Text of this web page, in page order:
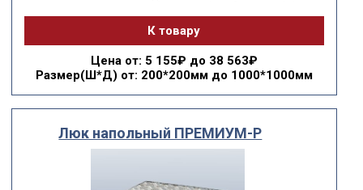
К товару
Ценаот: 5 155₽ до 38 563₽
Размер(Ш*Д) от: 200*200мм до 1000*1000мм
Люк напольный ПРЕМИУМ-Р